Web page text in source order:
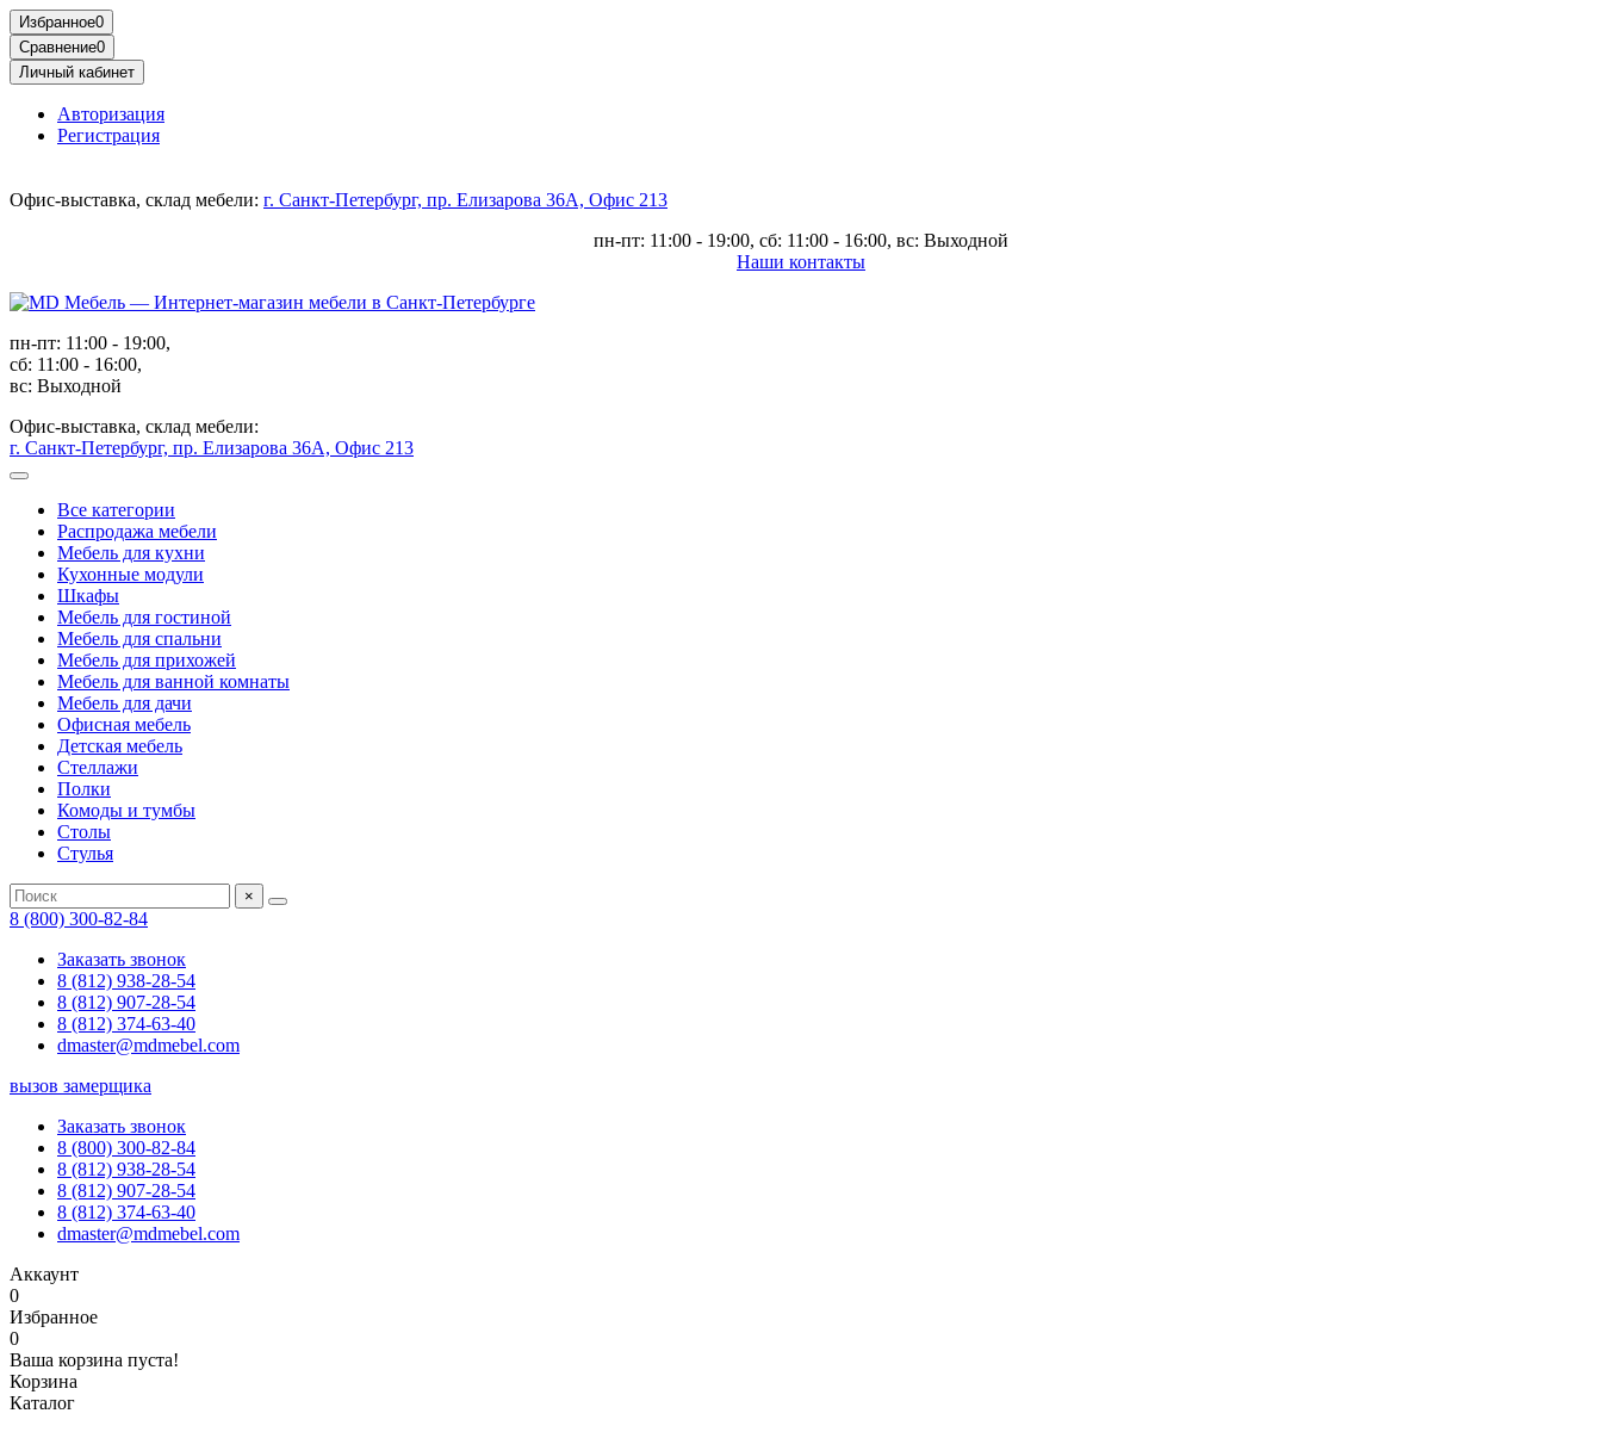
Избранное0
Сравнение0
Личный кабинет
Авторизация
Регистрация
Офис-выставка, склад мебели: г. Санкт-Петербург, пр. Елизарова 36А, Офис 213
пн-пт: 11:00 - 19:00, сб: 11:00 - 16:00, вс: Выходной
Наши контакты
пн-пт: 11:00 - 19:00,
сб: 11:00 - 16:00,
вс: Выходной
Офис-выставка, склад мебели:
г. Санкт-Петербург, пр. Елизарова 36А, Офис 213
Все категории
Распродажа мебели
Мебель для кухни
Кухонные модули
Шкафы
Мебель для гостиной
Мебель для спальни
Мебель для прихожей
Мебель для ванной комнаты
Мебель для дачи
Офисная мебель
Детская мебель
Стеллажи
Полки
Комоды и тумбы
Столы
Стулья
×
8 (800) 300-82-84
Заказать звонок
8 (812) 938-28-54
8 (812) 907-28-54
8 (812) 374-63-40
dmaster@mdmebel.com
вызов замерщика
Заказать звонок
8 (800) 300-82-84
8 (812) 938-28-54
8 (812) 907-28-54
8 (812) 374-63-40
dmaster@mdmebel.com
Аккаунт
0
Избранное
0
Ваша корзина пуста!
Корзина
Каталог